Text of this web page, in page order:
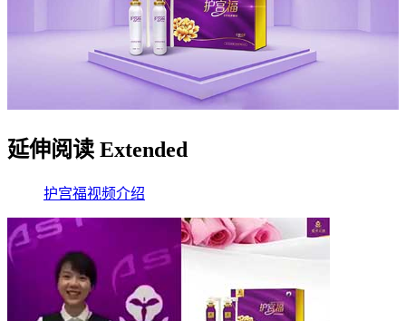
延伸阅读 Extended
护宫福视频介绍